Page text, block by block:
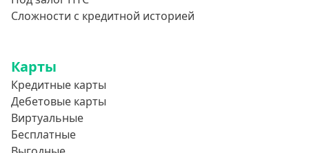
Сложности с кредитной историей
Карты
Кредитные карты
Дебетовые карты
Виртуальные
Бесплатные